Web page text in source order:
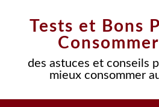
Tests et Bons
des astuces et conseils
mieux consommer